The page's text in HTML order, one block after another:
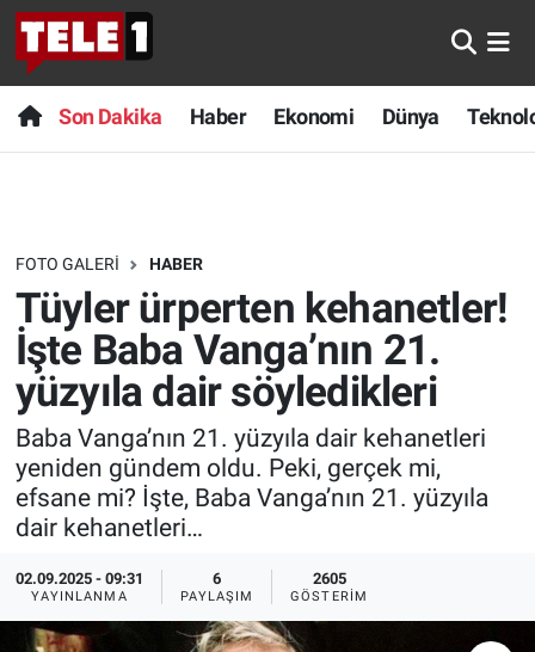
Son Dakika Haber Ekonomi Dünya
FOTO GALERI HABER
Tüyler ürperten kehanetler!
İşte Baba Vanga’nın 21.
yüzyıla dair söyledikleri
Baba Vanga’nın 21. yüzyıla dair kehanetleri
yeniden gündem oldu. Peki, gerçek mi,
efsane mi? İşte, Baba Vanga’nın 21. yüzyıla
dair kehanetleri…
02.09.2025 - 09:31
YAYINLANMA
6
PAYLAŞIM
2605
GÖSTERIM
Anında Manşet
Başka Sohbetler
Bilim turu
Bilim ve Teknoloji Evreni
Doğa Konuşuyor
Dünya
Ege Saati
Ege'den Esintiler
Eğitim
Son Dakika
Haber
Dünya
Teknoloji
Sağlık
Spor
Yayın Akışı
İletişim
Nöbetçi Eczaneler
Hava Durumu
Trafik Durumu
Süper Lig Puan Durumu ve Fikstür
Tüm Manşetler
Son Dakika Haberleri
Haber Arşivi